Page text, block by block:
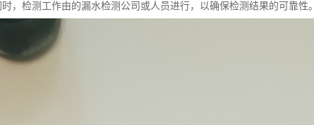
，检测工作由的漏水检测公司或人员进行，以确保检测结果的可靠性。